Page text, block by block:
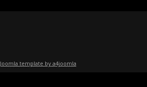
Joomla template by a4joomla